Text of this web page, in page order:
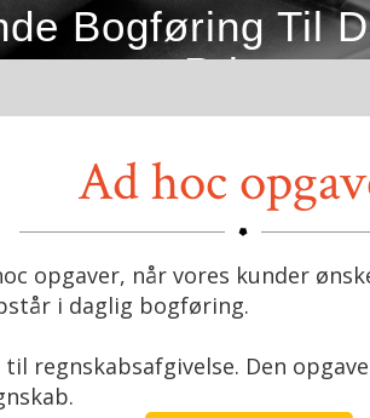
Bogføring Til
Priser
Ad hoc
opgaver, når vores kunder
i daglig bogføring.
regnskabsafgivelse. Den